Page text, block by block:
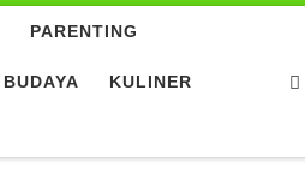
PARENTING
KULINER